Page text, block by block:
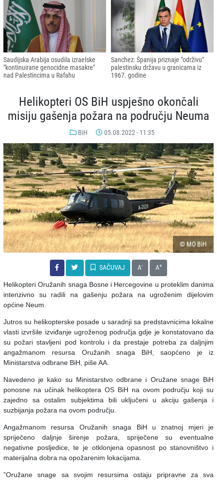
Saudijska Arabija osudila izraelske
"kontinuirane genocidne masakre"
nad Palestincima u Rafahu
Sanchez: Španija priznaje "održivu"
palestinsku državu u granicama iz
1967. godine
Helikopteri OS BiH uspješno okončali
misiju gašenja požara na području Neuma
BiH 05.08.2022 - 11:35
© MO BiH
SAČUVAJ A- A+
Helikopteri Oružanih snaga Bosne i Hercegovine u proteklim danima
intenzivno su radili na gašenju požara na ugroženim dijelovim
općine Neum.
Jutros su helikopterske posade u saradnji sa predstavnicima lokalne
vlasti izvršile izviđanje ugroženog područja gdje je konstatovano da
su požari stavljeni pod kontrolu i da prestaje potreba za daljnjim
angažmanom resursa Oružanih snaga BiH, saopćeno je iz
Ministarstva odbrane BiH, piše AA.
Navedeno je kako su Ministarstvo odbrane i Oružane snage BiH
ponosne na učinak helikoptera OS BiH na ovom području koji su
zajedno sa ostalim subjektima bili uključeni u akciju gašenja i
suzbijanja požara na ovom području.
Angažmanom resursa Oružanih snaga BiH u znatnoj mjeri je
spriječeno daljnje širenje požara, spriječene su eventualne
negativne posljedice, te je otklonjena opasnost po stanovništvo i
materijalna dobra na opožarenim lokacijama.
”Oružane snage sa svojim resursima ostaju pripravne za sva